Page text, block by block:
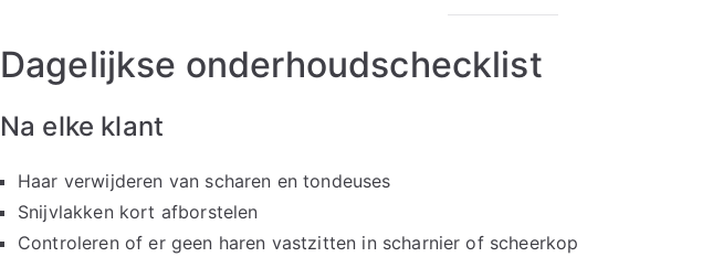
Dagelijkse onderhoudschecklist
Na elke klant
Haar verwijderen van scharen en tondeuses
Snijvlakken kort afborstelen
Controleren of er geen haren vastzitten in scharnier of scheerkop